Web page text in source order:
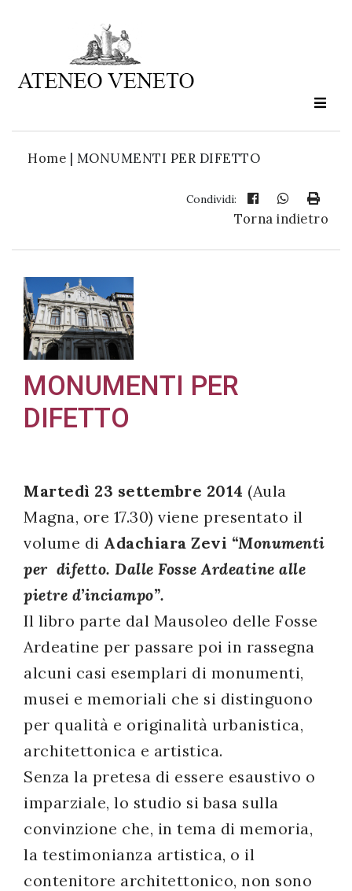
Home | MONUMENTI PER DIFETTO
Condividi:
Torna indietro
MONUMENTI PER
DIFETTO
Martedì 23 settembre 2014 (Aula
Magna, ore 17.30) viene presentato il
volume di Adachiara Zevi “Monumenti
per difetto. Dalle Fosse Ardeatine alle
pietre d’inciampo”.
Il libro parte dal Mausoleo delle Fosse
Ardeatine per passare poi in rassegna
alcuni casi esemplari di monumenti,
musei e memoriali che si distinguono
per qualità e originalità urbanistica,
architettonica e artistica.
Senza la pretesa di essere esaustivo o
imparziale, lo studio si basa sulla
convinzione che, in tema di memoria,
la testimonianza artistica, o il
contenitore architettonico, non sono
Ateneo
è
cultura
newsletter:
miei dati
personali in
accordo
con il
decreto
legislativo
196/03
Registrazione
avvenuta con
successo!